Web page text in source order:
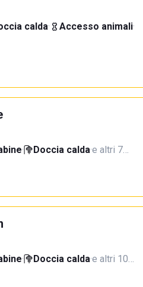
calda· Accesso animali·
· Doccia calda·e altri 7…
· Doccia calda·e altri 10…